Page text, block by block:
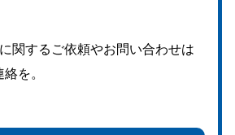
関するご依頼やお問い合わせは
を。